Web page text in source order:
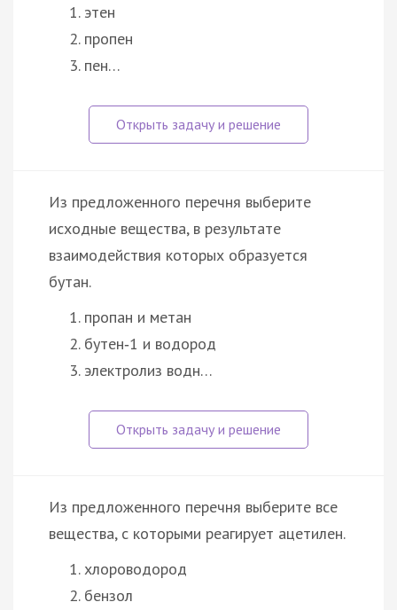
этен
пропен
пен…
Из предложенного перечня выберите
исходные вещества, в результате
взаимодействия которых образуется
бутан.
пропан и метан
бутен‑1 и водород
электролиз водн…
Из предложенного перечня выберите все
вещества, с которыми реагирует ацетилен.
хлороводород
бензол